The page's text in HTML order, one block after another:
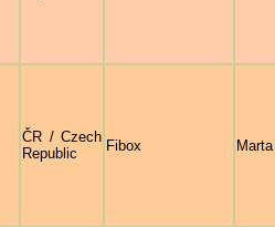
ČR / Czech
Republic
Fibox